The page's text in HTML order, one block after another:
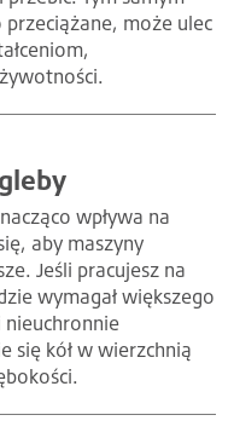
może ulec
wpływa na
aby maszyny
Jeśli pracujesz na
wymagał większego
nieuchronnie
się kół w wierzchnią